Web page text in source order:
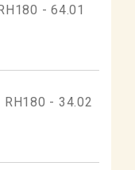
- 64.01
- 34.02